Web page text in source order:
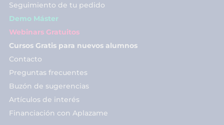
Seguimiento de tu pedido
Demo Máster
Webinars Gratuitos
Cursos Gratis para nuevos alumnos
Contacto
Preguntas frecuentes
Buzón de sugerencias
Artículos de interés
Financiación con Aplazame